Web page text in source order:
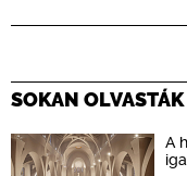
SOKAN OLVASTÁK
A